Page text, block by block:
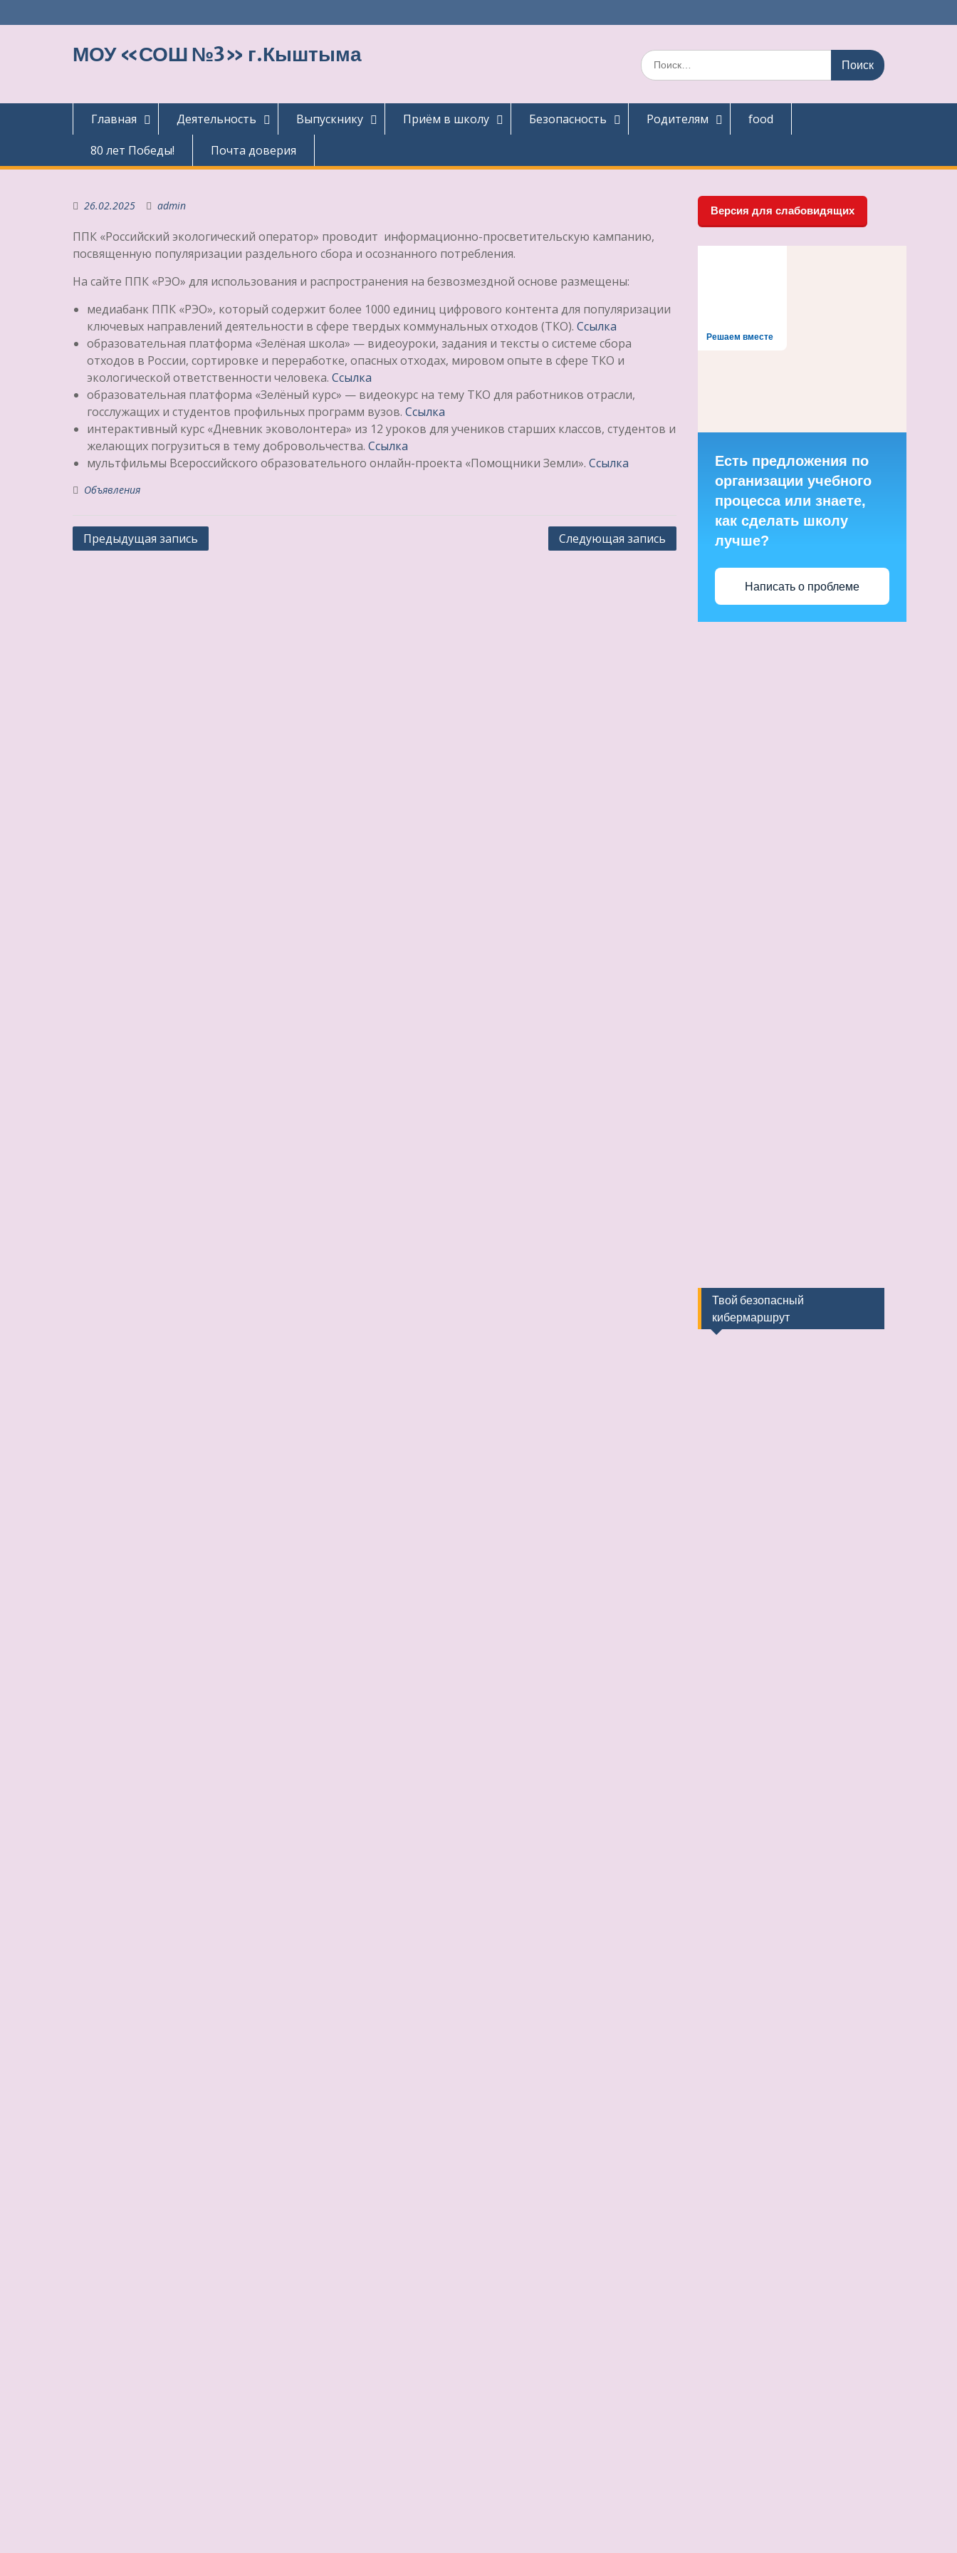
к
МОУ «СОШ №3» г.Кыштыма
Поиск
по:
Главная Деятельность Выпускнику Приём в школу Безопасность Родителям
food
80 лет Победы!
Почта доверия
26.02.2025 admin
ППК «Российский экологический оператор» проводит информационно-просветительскую кампанию,
посвященную популяризации раздельного сбора и осознанного потребления.
На сайте ППК «РЭО» для использования и распространения на безвозмездной основе размещены:
медиабанк ППК «РЭО», который содержит более 1000 единиц цифрового контента для популяризации
ключевых направлений деятельности в сфере твердых коммунальных отходов (ТКО). Ссылка
образовательная платформа «Зелёная школа» — видеоуроки, задания и тексты о системе сбора
отходов в России, сортировке и переработке, опасных отходах, мировом опыте в сфере ТКО и
экологической ответственности человека. Ссылка
образовательная платформа «Зелёный курс» — видеокурс на тему ТКО для работников отрасли,
госслужащих и студентов профильных программ вузов. Ссылка
интерактивный курс «Дневник эковолонтера» из 12 уроков для учеников старших классов, студентов и
желающих погрузиться в тему добровольчества. Ссылка
мультфильмы Всероссийского образовательного онлайн-проекта «Помощники Земли». Ссылка
Объявления
Навигация
Предыдущая запись Следующая запись
Версия для слабовидящих
Решаем вместе
Есть предложения по
организации учебного
процесса или знаете,
как сделать школу
лучше?
Написать о проблеме
Твой безопасный
кибермаршрут